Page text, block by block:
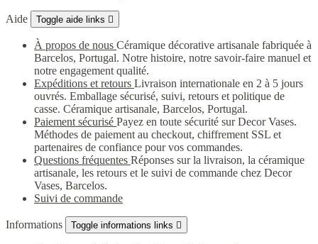
Aide Toggle aide links 
À propos de nous Céramique décorative artisanale fabriquée à
Barcelos, Portugal. Notre histoire, notre savoir-faire manuel et
notre engagement qualité.
Expéditions et retours Livraison internationale en 2 à 5 jours
ouvrés. Emballage sécurisé, suivi, retours et politique de
casse. Céramique artisanale, Barcelos, Portugal.
Paiement sécurisé Payez en toute sécurité sur Decor Vases.
Méthodes de paiement au checkout, chiffrement SSL et
partenaires de confiance pour vos commandes.
Questions fréquentes Réponses sur la livraison, la céramique
artisanale, les retours et le suivi de commande chez Decor
Vases, Barcelos.
Suivi de commande
Informations Toggle informations links 